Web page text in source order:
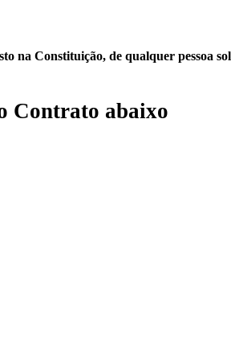
na Constituição, de qualquer pessoa
Contrato abaixo